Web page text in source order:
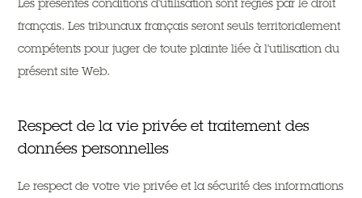
Les présentes conditions d'utilisation sont régies par le droit
français. Les tribunaux français seront seuls territorialement
compétents pour juger de toute plainte liée à l'utilisation du
présent site Web.
Respect de la vie privée et traitement des
données personnelles
Le respect de votre vie privée et la sécurité des informations